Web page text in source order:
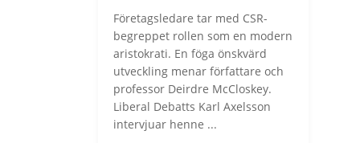
Företagsledare tar med CSR-
begreppet rollen som en modern
aristokrati. En föga önskvärd
utveckling menar författare och
professor Deirdre McCloskey.
Liberal Debatts Karl Axelsson
intervjuar henne ...